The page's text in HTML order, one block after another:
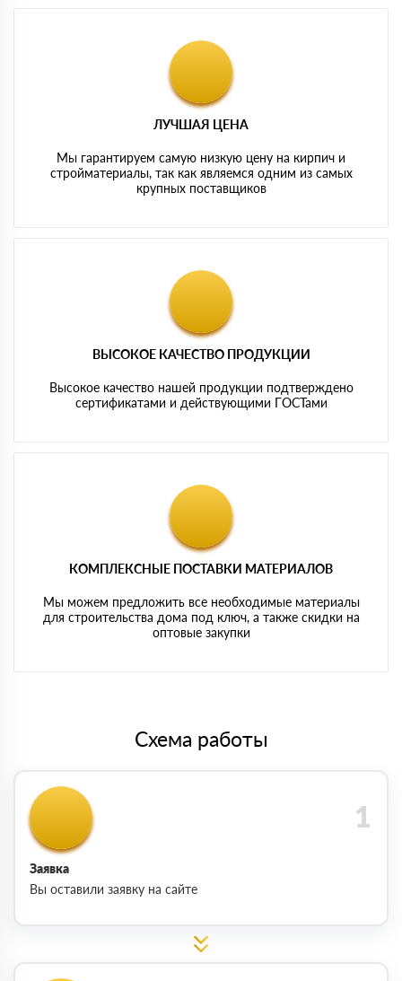
ЛУЧШАЯ ЦЕНА
Мы гарантируем самую низкую цену на кирпич и
стройматериалы, так как являемся одним из самых
крупных поставщиков
ВЫСОКОЕ КАЧЕСТВО ПРОДУКЦИИ
Высокое качество нашей продукции подтверждено
сертификатами и действующими ГОСТами
КОМПЛЕКСНЫЕ ПОСТАВКИ МАТЕРИАЛОВ
Мы можем предложить все необходимые материалы
для строительства дома под ключ, а также скидки на
оптовые закупки
Схема работы
Заявка
Вы оставили заявку на сайте